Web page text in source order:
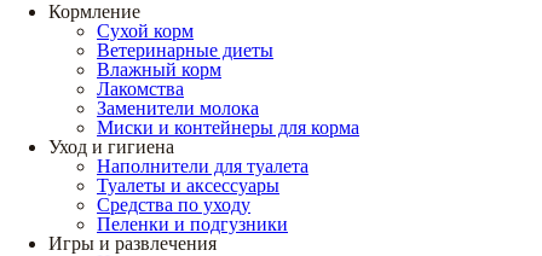
Кормление
Сухой корм
Ветеринарные диеты
Влажный корм
Лакомства
Заменители молока
Миски и контейнеры для корма
Уход и гигиена
Наполнители для туалета
Туалеты и аксессуары
Средства по уходу
Пеленки и подгузники
Игры и развлечения